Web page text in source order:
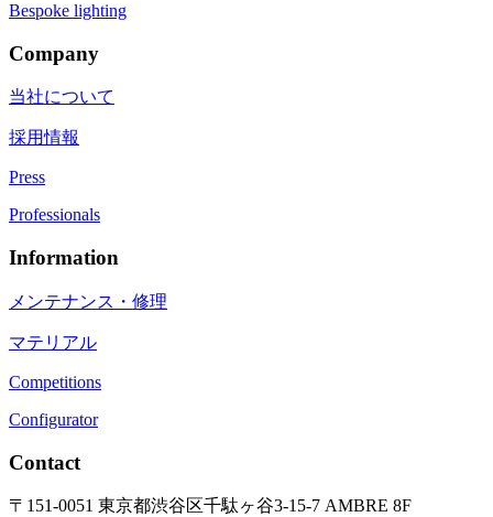
Bespoke lighting
Company
当社について
採用情報
Press
Professionals
Information
メンテナンス・修理
マテリアル
Competitions
Configurator
Contact
〒151-0051 東京都渋谷区千駄ヶ谷3-15-7 AMBRE 8F